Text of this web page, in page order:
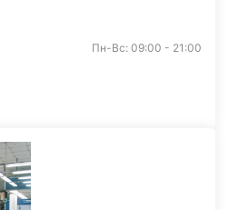
Пн-Вс: 09:00 - 21:00